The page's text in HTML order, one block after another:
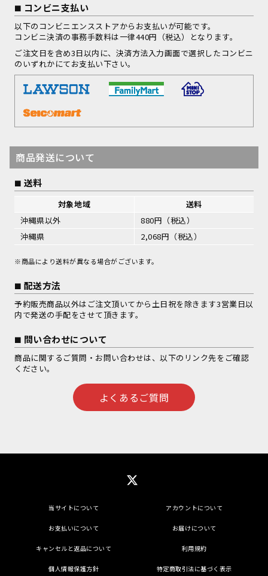
コンビニ支払い
以下のコンビニエンスストアからお支払いが可能です。
コンビニ決済の事務手数料は一律440円（税込）となります。
ご注文日を含め3日以内に、決済方法入力画面で選択したコンビニ
のいずれかにてお支払い下さい。
商品発送について
送料
対象地域
送料
沖縄県以外
880円（税込）
沖縄県
2,068円（税込）
※商品により送料が異なる場合がございます。
配送方法
予約販売商品以外はご注文頂いてから土日祝を除きます3営業日以
内で発送の手配をさせて頂きます。
問い合わせについて
商品に関するご質問・お問い合わせは、以下のリンク先をご確認
ください。
よくあるご質問
当サイトについて アカウントについて
お支払いについて お届けについて
キャンセルと返品について 利用規約
個人情報保護方針 特定商取引法に基づく表示